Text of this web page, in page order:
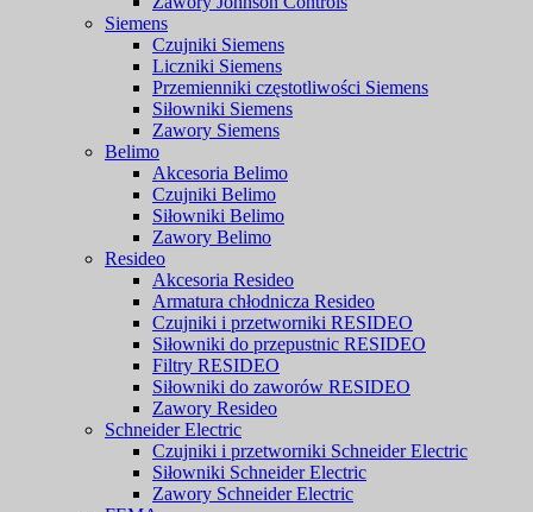
Siemens
Czujniki Siemens
Liczniki Siemens
Przemienniki częstotliwości Siemens
Siłowniki Siemens
Zawory Siemens
Belimo
Akcesoria Belimo
Czujniki Belimo
Siłowniki Belimo
Zawory Belimo
Resideo
Akcesoria Resideo
Armatura chłodnicza Resideo
Czujniki i przetworniki RESIDEO
Siłowniki do przepustnic RESIDEO
Filtry RESIDEO
Siłowniki do zaworów RESIDEO
Zawory Resideo
Schneider Electric
Czujniki i przetworniki Schneider Electric
Siłowniki Schneider Electric
Zawory Schneider Electric